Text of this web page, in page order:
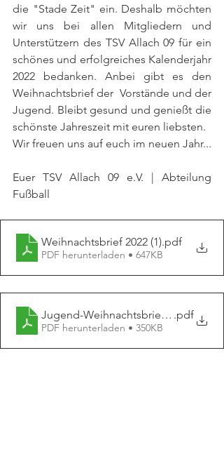
die "Stade Zeit" ein. Deshalb möchten
wir uns bei allen Mitgliedern und
Unterstützern des TSV Allach 09 für ein
schönes und erfolgreiches Kalenderjahr
2022 bedanken. Anbei gibt es den
Weihnachtsbrief der  Vorstände und der
Jugend. Bleibt gesund und genießt die
schönste Jahreszeit mit euren liebsten.
Euer TSV Allach 09 e.V. | Abteilung
Fußball
Weihnachtsbrief 2022 (1).pdf
PDF herunterladen • 647KB
Jugend-Weihnachtsbrief 2022 (1)
.pdf
PDF herunterladen • 350KB